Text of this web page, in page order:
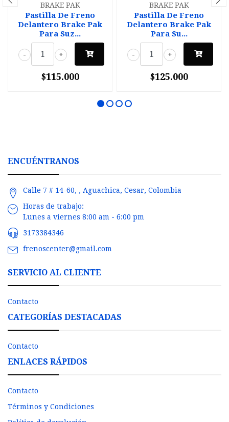
BRAKE PAK
Pastilla De Freno
Delantero Brake Pak
Para Suz...
+
-
$115.000
BRAKE PAK
Pastilla De Freno
Delantero Brake Pak
Para Su...
+
-
$125.000
ENCUÉNTRANOS
Calle 7 # 14-60, , Aguachica, Cesar, Colombia
Horas de trabajo:
Lunes a viernes 8:00 am - 6:00 pm
3173384346
frenoscenter@gmail.com
SERVICIO AL CLIENTE
Contacto
CATEGORÍAS DESTACADAS
Contacto
ENLACES RÁPIDOS
Contacto
Términos y Condiciones